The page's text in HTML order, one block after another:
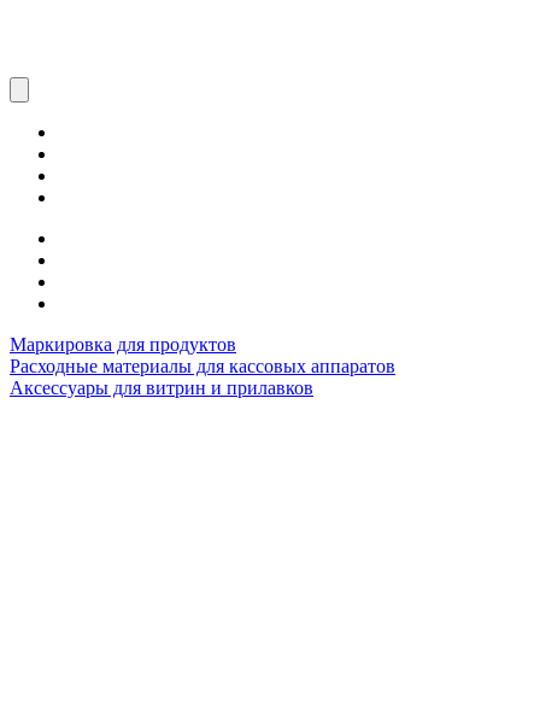
Маркировка для продуктов
Расходные материалы для кассовых аппаратов
Аксессуары для витрин и прилавков